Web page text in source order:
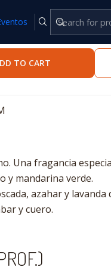
TO CART
Una fragancia
y mandarina verde.
azahar y lavanda
y cuero.